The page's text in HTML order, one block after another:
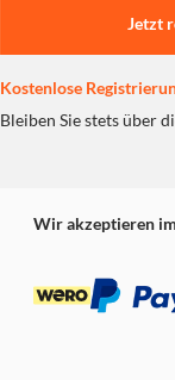
Jetzt
Kostenlose
Bleiben Sie stets über
Wir akzeptieren